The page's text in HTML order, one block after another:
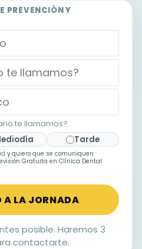
PREVENCIÓN Y
te llamamos?
Tarde
y quiero que se comuniquen
Gratuita en Clínica Dental
posible. Haremos 3
contactarte.